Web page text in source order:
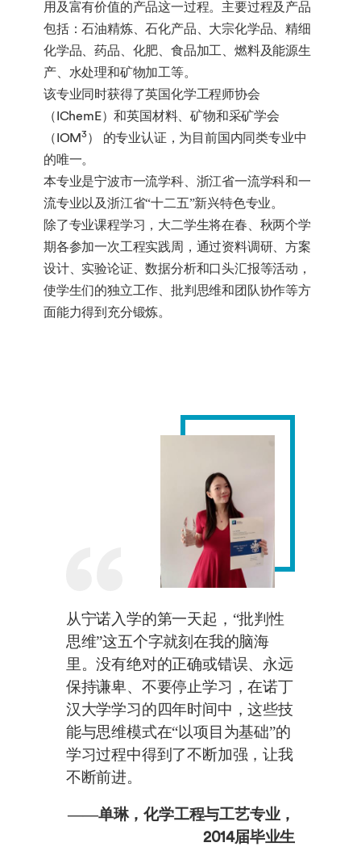
用及富有价值的产品这一过程。主要过程及产品
包括：石油精炼、石化产品、大宗化学品、精细
化学品、药品、化肥、食品加工、燃料及能源生
产、水处理和矿物加工等。
该专业同时获得了英国化学工程师协会
（IChemE）和英国材料、矿物和采矿学会
（IOM3 ） 的专业认证，为目前国内同类专业中
的唯一。
本专业是宁波市一流学科、浙江省一流学科和一
流专业以及浙江省“十二五”新兴特色专业。
除了专业课程学习，大二学生将在春、秋两个学
期各参加一次工程实践周，通过资料调研、方案
设计、实验论证、数据分析和口头汇报等活动，
使学生们的独立工作、批判思维和团队协作等方
面能力得到充分锻炼。
从宁诺入学的第一天起，“批判性
思维”这五个字就刻在我的脑海
里。没有绝对的正确或错误、永远
保持谦卑、不要停止学习，在诺丁
汉大学学习的四年时间中，这些技
能与思维模式在“以项目为基础”的
学习过程中得到了不断加强，让我
不断前进。
——单琳，化学工程与工艺专业，
2014届毕业生